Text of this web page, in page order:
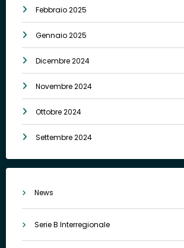
Febbraio 2025
Gennaio 2025
Dicembre 2024
Novembre 2024
Ottobre 2024
Settembre 2024
News
Serie B Interregionale